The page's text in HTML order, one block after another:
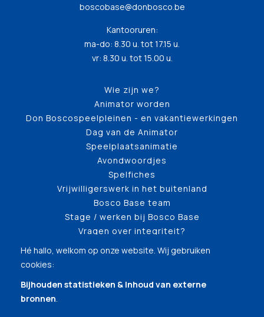
boscobase@donbosco.be
Kantooruren:
ma-do: 8.30 u. tot 17.15 u.
vr: 8.30 u. tot 15.00 u.
Wie zijn we?
Animator worden
Don Boscospeelpleinen - en vakantiewerkingen
Dag van de Animator
Speelplaatsanimatie
Avondwoordjes
Spelfiches
Vrijwilligerswerk in het buitenland
Bosco Base team
Stage / werken bij Bosco Base
Vragen over integriteit?
Hé hallo, welkom op onze website. Wij gebruiken
cookies:
Bijhouden statistieken & Inhoud van externe
bronnen.